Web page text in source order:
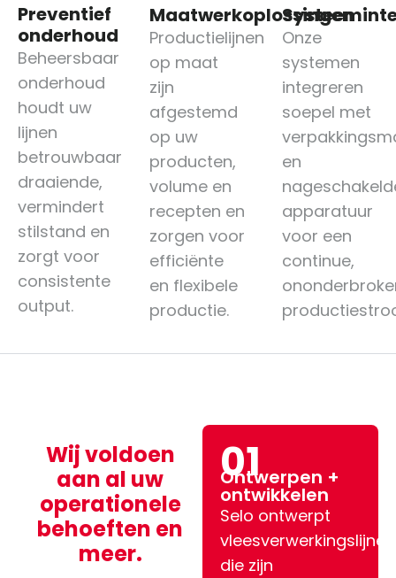
Preventief
onderhoud
Beheersbaar
onderhoud
houdt uw
lijnen
betrouwbaar
draaiende,
vermindert
stilstand en
zorgt voor
consistente
output.
Maatwerkoplossingen
Productielijnen
op maat
zijn
afgestemd
op uw
producten,
volume en
recepten en
zorgen voor
efficiënte
en flexibele
productie.
Onze
systemen
integreren
soepel met
en
apparatuur
voor een
continue,
Wij voldoen
aan al uw
operationele
behoeften en
meer.
01
Ontwerpen +
ontwikkelen
Selo ontwerpt
vleesverwerkingslijnen
die zijn